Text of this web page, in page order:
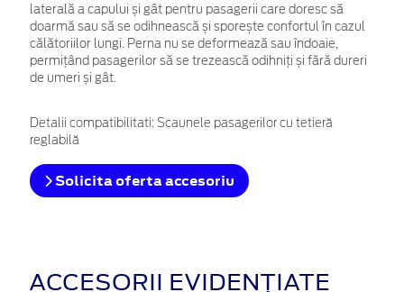
laterală a capului și gât pentru pasagerii care doresc să
doarmă sau să se odihnească și sporește confortul în cazul
călătoriilor lungi. Perna nu se deformează sau îndoaie,
permițând pasagerilor să se trezească odihniți și fără dureri
de umeri și gât.
Detalii compatibilitati: Scaunele pasagerilor cu tetieră
reglabilă
Solicita oferta accesoriu
ACCESORII EVIDENȚIATE